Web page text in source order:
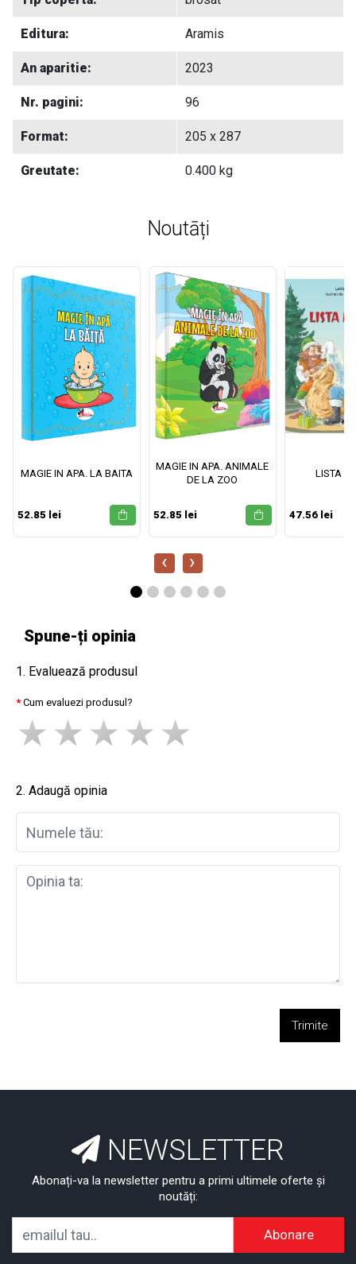
Editura: Aramis
An aparitie: 2023
Nr. pagini: 96
Format: 205 x 287
Greutate: 0.400 kg
Noutāți
MAGIE IN APA. LA BAITA
52.85 lei
MAGIE IN APA. ANIMALE
DE LA ZOO
52.85 lei
LISTA
47.56 lei
‹ ›
Spune-ți opinia
1. Evaluează produsul
Cum evaluezi produsul?
2. Adaugă opinia
Trimite
NEWSLETTER
Abonați-va la newsletter pentru a primi ultimele oferte și
noutăți:
Abonare